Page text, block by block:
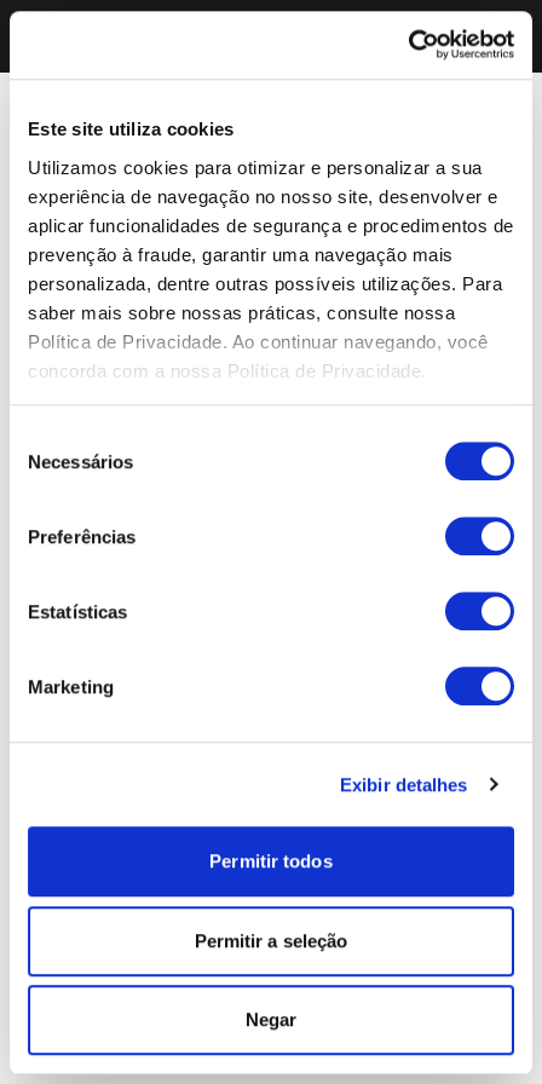
Este site utiliza cookies
Utilizamos cookies para otimizar e personalizar a sua
experiência de navegação no nosso site, desenvolver e
aplicar funcionalidades de segurança e procedimentos de
prevenção à fraude, garantir uma navegação mais
personalizada, dentre outras possíveis utilizações. Para
saber mais sobre nossas práticas, consulte nossa
Política de Privacidade. Ao continuar navegando, você
concorda com a nossa Política de Privacidade.
Necessários
Preferências
Estatísticas
Marketing
Exibir detalhes
Permitir todos
Permitir a seleção
Negar